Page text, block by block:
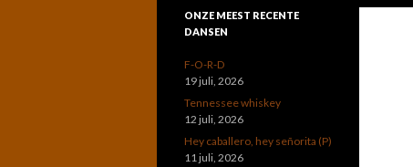
ONZE MEEST RECENTE
DANSEN
F-O-R-D
19 juli, 2026
Tennessee whiskey
12 juli, 2026
Hey caballero, hey señorita (P)
11 juli, 2026